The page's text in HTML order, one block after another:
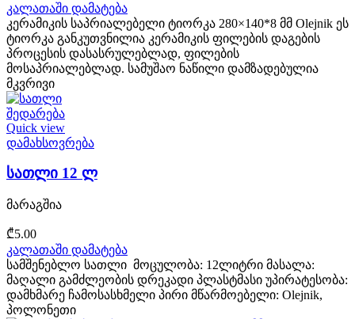
კალათაში დამატება
კერამიკის საპრიალებელი ტიორკა 280×140*8 მმ Olejnik ეს
ტიორკა განკუთვნილია კერამიკის ფილების დაგების
პროცესის დასასრულებლად, ფილების
მოსაპრიალებლად. სამუშაო ნაწილი დამზადებულია
მკვრივი
შედარება
Quick view
დამახსოვრება
სათლი 12 ლ
მარაგშია
₾5.00
კალათაში დამატება
სამშენებლო სათლი მოცულობა: 12ლიტრი მასალა:
მაღალი გამძლეობის დრეკადი პლასტმასი უპირატესობა:
დამხმარე ჩამოსასხმელი პირი მწარმოებელი: Olejnik,
პოლონეთი